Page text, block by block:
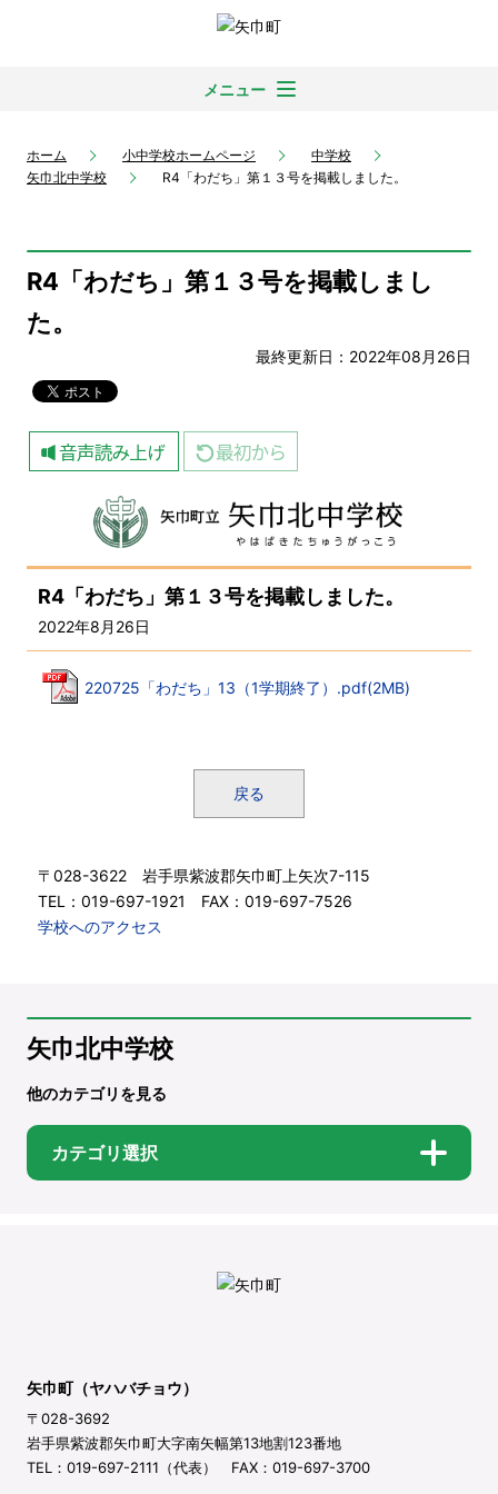
メニュー
ホーム 小中学校ホームページ
中学校
矢巾北中学校
R4「わだち」第１３号を掲載しました。
R4「わだち」第１３号を掲載しまし
た。
最終更新日：2022年08月26日
R4「わだち」第１３号を掲載しました。
2022年8月26日
220725「わだち」13（1学期終了）.pdf(2MB)
戻る
〒028-3622 岩手県紫波郡矢巾町上矢次7-115
TEL：019-697-1921 FAX：019-697-7526
学校へのアクセス
矢巾北中学校
他のカテゴリを見る
カテゴリ選択
矢巾町（ヤハバチョウ）
〒028-3692
岩手県紫波郡矢巾町大字南矢幅第13地割123番地
TEL：019-697-2111（代表） FAX：019-697-3700